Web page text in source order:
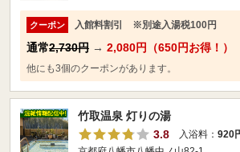
クーポン 入館料割引 ※別途入湯税100円
通常2,730円 → 2,080円（650円お得！）
他にも3個のクーポンがあります。
竹取温泉 灯りの湯
3.8
入浴料： 920